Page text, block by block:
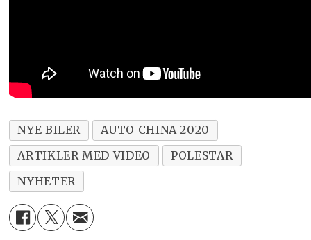
NYE BILER
AUTO CHINA 2020
ARTIKLER MED VIDEO
POLESTAR
NYHETER